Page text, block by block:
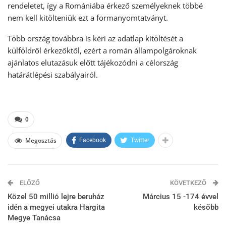
rendeletet, így a Romániába érkező személyeknek többé
nem kell kitölteniük ezt a formanyomtatványt.
Több ország továbbra is kéri az adatlap kitöltését a
külföldről érkezőktől, ezért a román állampolgároknak
ajánlatos elutazásuk előtt tájékozódni a célország
határátlépési szabályairól.
0
Megosztás Facebook Twitter
ELŐZŐ
Közel 50 millió lejre beruház
idén a megyei utakra Hargita
Megye Tanácsa
KÖVETKEZŐ
Március 15 -174 évvel
később